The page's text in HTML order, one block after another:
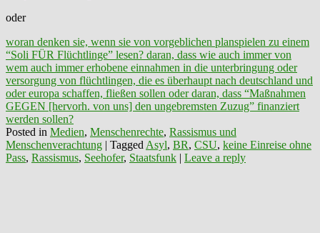
oder
woran denken sie, wenn sie von vorgeblichen planspielen zu einem
“Soli FÜR Flüchtlinge” lesen? daran, dass wie auch immer von
wem auch immer erhobene einnahmen in die unterbringung oder
versorgung von flüchtlingen, die es überhaupt nach deutschland und
oder europa schaffen, fließen sollen oder daran, dass “Maßnahmen
GEGEN [hervorh. von uns] den ungebremsten Zuzug” finanziert
werden sollen?
Posted in Medien, Menschenrechte, Rassismus und
Menschenverachtung | Tagged Asyl, BR, CSU, keine Einreise ohne
Pass, Rassismus, Seehofer, Staatsfunk | Leave a reply